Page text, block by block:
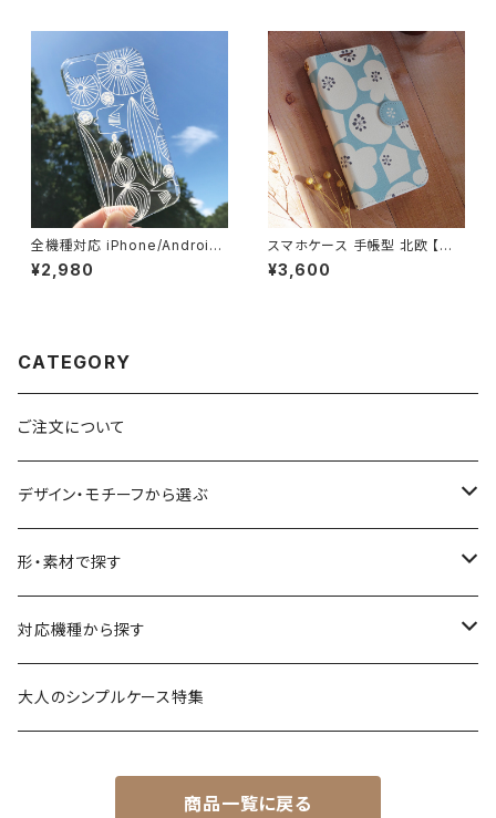
全機種対応 iPhone/Android
スマホケース 北欧 【自然へよう
こそ・クリアケース】iPhone17/1
¥2,980
スマホケース 手帳型 北欧 【お
花と暮らそう】 iPhone17/16/1
5/SE3/Android カード収納 ス
¥3,600
CATEGORY
ご注文について
デザイン・モチーフから選ぶ
花柄・植物
生き物
食べ物
形・素材で探す
透明・クリアケース（ハードケース）
透明・ソフトケース（柔らか素材）
対応機種から探す
iPhone 17 シリーズ
大人のシンプルケース特集
商品一覧に戻る